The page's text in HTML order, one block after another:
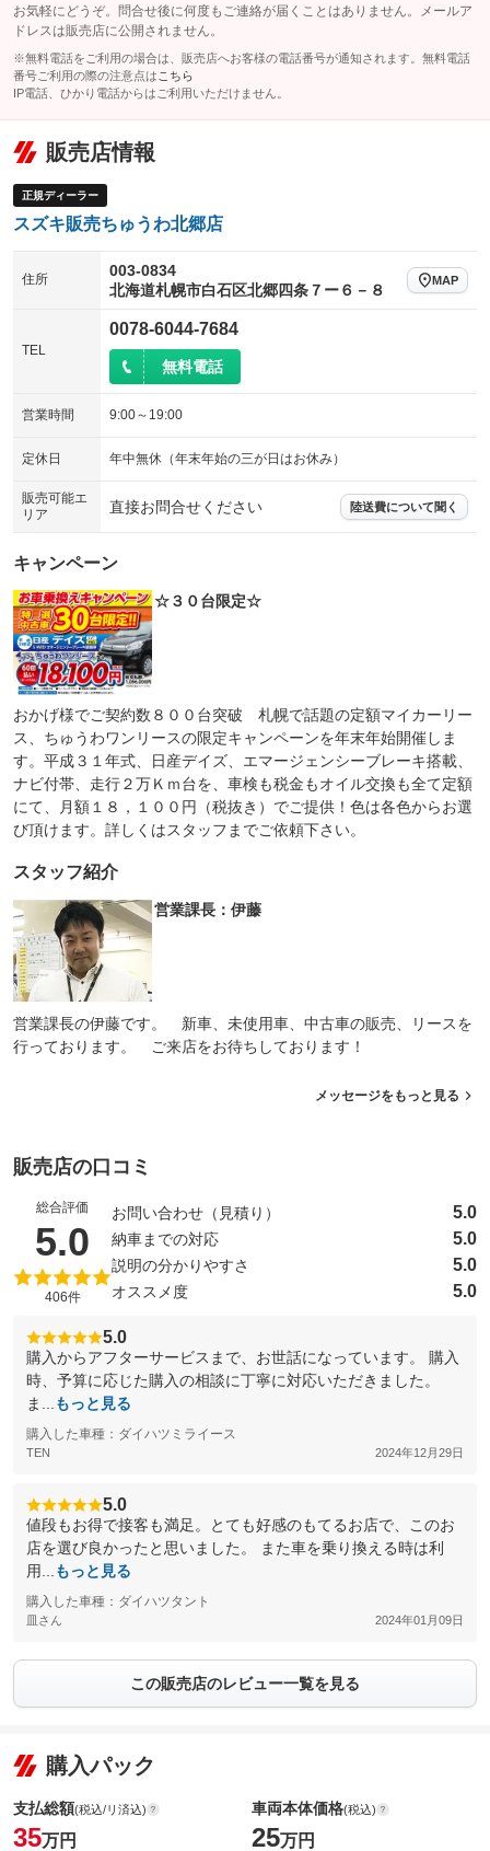
お気軽にどうぞ。問合せ後に何度もご連絡が届くことはありません。メールア
ドレスは販売店に公開されません。
※無料電話をご利用の場合は、販売店へお客様の電話番号が通知されます。無料電話
番号ご利用の際の注意点は こちら
IP電話、ひかり電話からはご利用いただけません。
販売店情報
正規ディーラー
スズキ販売ちゅうわ北郷店
住所
003-0834
北海道札幌市白石区北郷四条７ー６－８
MAP
TEL
0078-6044-7684
無料電話
営業時間 9:00～19:00
定休日 年中無休（年末年始の三が日はお休み）
販売可能エ
リア
直接お問合せください 陸送費について聞く
キャンペーン
☆３０台限定☆
おかげ様でご契約数８００台突破 札幌で話題の定額マイカーリー
ス、ちゅうわワンリースの限定キャンペーンを年末年始開催しま
す。平成３１年式、日産デイズ、エマージェンシーブレーキ搭載、
ナビ付帯、走行２万Ｋｍ台を、車検も税金もオイル交換も全て定額
にて、月額１８，１００円（税抜き）でご提供！色は各色からお選
び頂けます。詳しくはスタッフまでご依頼下さい。
スタッフ紹介
営業課長：伊藤
営業課長の伊藤です。 新車、未使用車、中古車の販売、リースを
行っております。 ご来店をお待ちしております！
メッセージをもっと見る
販売店の口コミ
総合評価
5.0 （5点満点中）
406件
お問い合わせ（見積り） 5.0
納車までの対応 5.0
説明の分かりやすさ 5.0
オススメ度 5.0
5.0
購入からアフターサービスまで、お世話になっています。 購入
時、予算に応じた購入の相談に丁寧に対応いただきました。
ま...
もっと見る
購入した車種：ダイハツミライース
TEN 2024年12月29日
5.0
値段もお得で接客も満足。とても好感のもてるお店で、このお
店を選び良かったと思いました。 また車を乗り換える時は利
用...
もっと見る
購入した車種：ダイハツタント
皿さん 2024年01月09日
この販売店のレビュー一覧を見る
購入パック
支払総額(税込/リ済込)
35万円
車両本体価格(税込)
25万円